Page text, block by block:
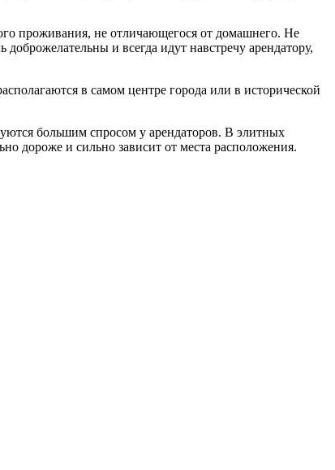
проживания, не отличающегося от домашнего. Не
и всегда идут навстречу арендатору,
в самом центре города или в исторической
большим спросом у арендаторов. В элитных
дороже и сильно зависит от места расположения.